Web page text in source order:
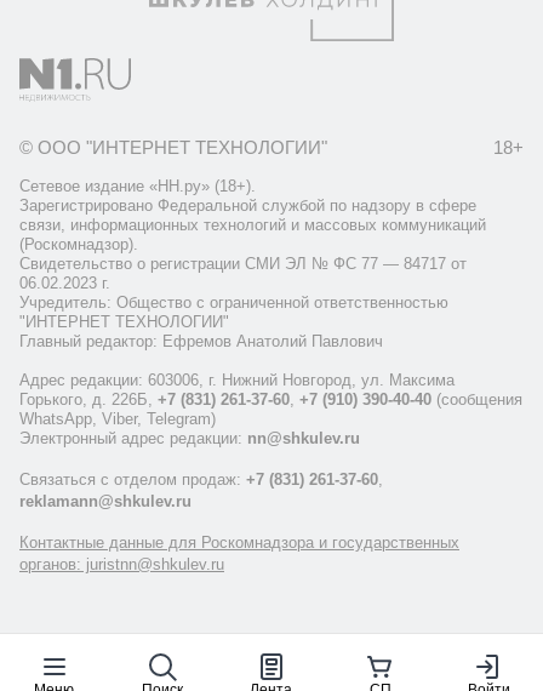
© ООО "ИНТЕРНЕТ ТЕХНОЛОГИИ" 18+
Сетевое издание «НН.ру» (18+).
Зарегистрировано Федеральной службой по надзору в сфере
связи, информационных технологий и массовых коммуникаций
(Роскомнадзор).
Свидетельство о регистрации СМИ ЭЛ № ФС 77 — 84717 от
06.02.2023 г.
Учредитель: Общество с ограниченной ответственностью
"ИНТЕРНЕТ ТЕХНОЛОГИИ"
Главный редактор: Ефремов Анатолий Павлович
Адрес редакции: 603006, г. Нижний Новгород, ул. Максима
Горького, д. 226Б, +7 (831) 261-37-60 +7 (910) 390-40-40 (сообщения
WhatsApp, Viber, Telegram)
Электронный адрес редакции: nn@shkulev.ru
Связаться с отделом продаж: +7 (831) 261-37-60
reklamann@shkulev.ru
Контактные данные для Роскомнадзора и государственных
органов: juristnn@shkulev.ru